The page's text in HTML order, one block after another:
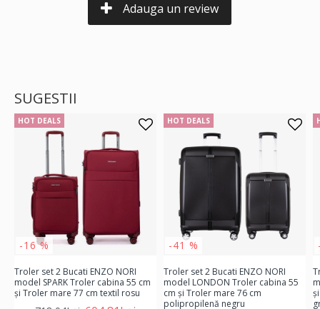
Adauga un review
SUGESTII
HOT DEALS
-16 %
Troler set 2 Bucati ENZO NORI
model SPARK Troler cabina 55 cm
şi Troler mare 77 cm textil rosu
HOT DEALS
-41 %
Troler set 2 Bucati ENZO NORI
model LONDON Troler cabina 55
cm şi Troler mare 76 cm
polipropilenă negru